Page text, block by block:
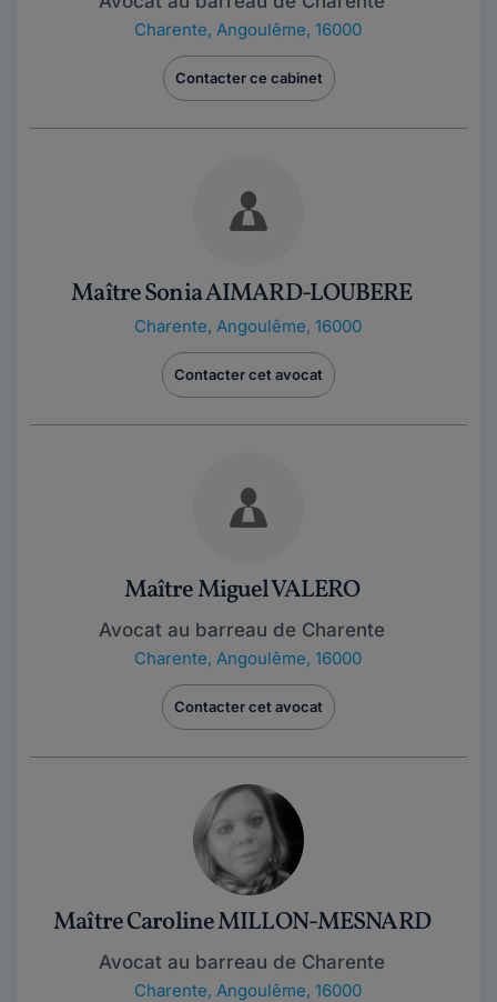
Charente, Angoulême, 16000
Contacter ce cabinet
Maître Sonia AIMARD-LOUBERE
Charente, Angoulême, 16000
Contacter cet avocat
Maître Miguel VALERO
Avocat au barreau de Charente
Charente, Angoulême, 16000
Contacter cet avocat
Maître Caroline MILLON-MESNARD
Avocat au barreau de Charente
Charente, Angoulême, 16000